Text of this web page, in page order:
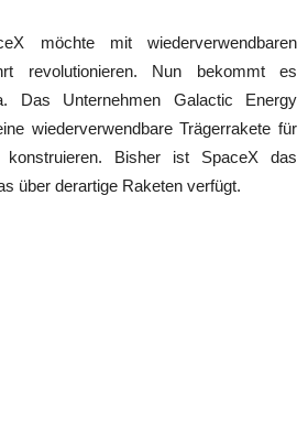
möchte mit wiederverwendbaren
revolutionieren. Nun bekommt es
Das Unternehmen Galactic Energy
wiederverwendbare Trägerrakete für
Bisher ist SpaceX das
über derartige Raketen verfügt.